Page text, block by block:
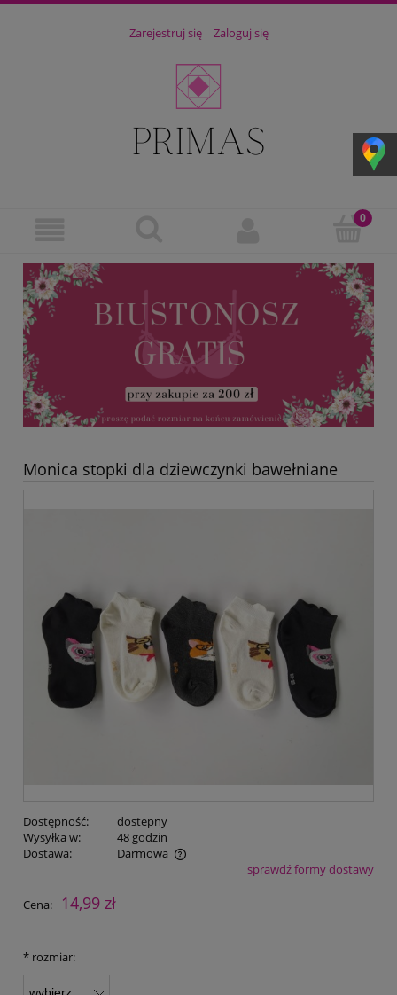
Zarejestruj się Zaloguj się
Monica stopki dla dziewczynki bawełniane
Dostępność:
dostepny
Wysyłka w:
48 godzin
Dostawa:
Darmowa
Cena nie zawiera ewentualnych kosztów płatnościsprawdź formy dostawy
Cena: 14,99 zł
* rozmiar: